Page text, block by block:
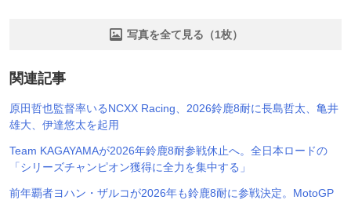
写真を全て見る（1枚）
関連記事
原田哲也監督率いるNCXX Racing、2026鈴鹿8耐に長島哲太、亀井
雄大、伊達悠太を起用
Team KAGAYAMAが2026年鈴鹿8耐参戦休止へ。全日本ロードの
「シリーズチャンピオン獲得に全力を集中する」
前年覇者ヨハン・ザルコが2026年も鈴鹿8耐に参戦決定。MotoGP